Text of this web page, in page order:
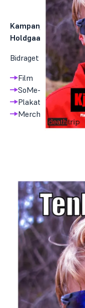
Kampanjen er laget
Holdgaard.
Bidraget består av:
Film
SoMe-video
Plakat
Merch i form av